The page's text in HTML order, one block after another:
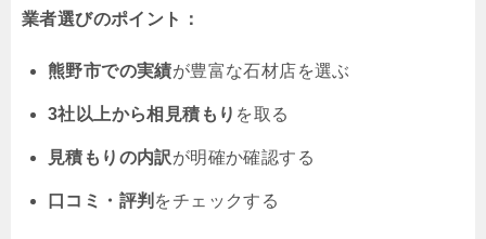
業者選びのポイント：
熊野市での実績が豊富な石材店を選ぶ
3社以上から相見積もり を取る
見積もりの内訳が明確か確認する
口コミ・評判 をチェックする